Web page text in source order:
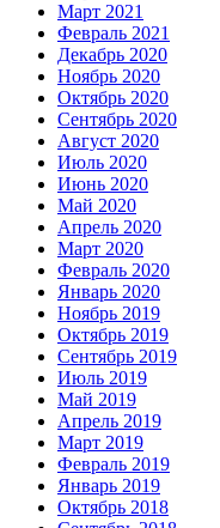
Март 2021
Февраль 2021
Декабрь 2020
Ноябрь 2020
Октябрь 2020
Сентябрь 2020
Август 2020
Июль 2020
Июнь 2020
Май 2020
Апрель 2020
Март 2020
Февраль 2020
Январь 2020
Ноябрь 2019
Октябрь 2019
Сентябрь 2019
Июль 2019
Май 2019
Апрель 2019
Март 2019
Февраль 2019
Январь 2019
Октябрь 2018